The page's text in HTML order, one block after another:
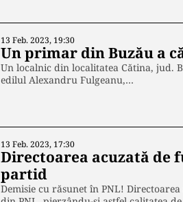
13 Feb. 2023, 19:30
Un primar din Buzău a
Un localnic din localitatea Cătina, jud.
edilul Alexandru Fulgeanu,…
13 Feb. 2023, 17:30
Directoarea acuzată de
partid
Demisie cu răsunet în PNL!